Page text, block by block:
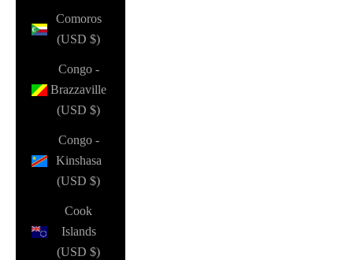
Comoros
(USD $)
Congo -
Brazzaville
(USD $)
Congo -
Kinshasa
(USD $)
Cook
Islands
(USD $)